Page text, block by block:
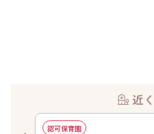
近
認可保育園